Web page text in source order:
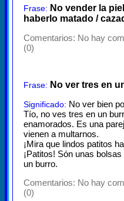
Frase: No vender la
haberlo matado /
Comentarios: No hay
(0)
Frase: No ver tres en
Significado: No ver bien
Tío, no ves tres en un
enamorados. Es una
vienen a multarnos.
¡Mira que lindos patitos
¡Patitos! Són unas
un burro.
Comentarios: No hay
(0)